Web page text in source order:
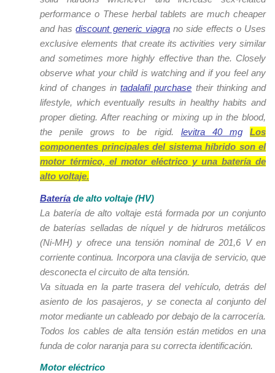
performance o These herbal tablets are much cheaper
and hasdiscount generic viagrano side effects o Uses
exclusive elements that create its activities very similar
and sometimes more highly effective than the. Closely
observe what your child is watching and if you feel any
kind of changes in tadalafil purchase their thinking and
lifestyle, which eventually results in healthy habits and
proper dieting. After reaching or mixing up in the blood,
the penile grows to be rigid. levitra 40 mg
Los
componentes principales del sistema híbrido son el
motor térmico, el motor eléctrico y una batería de
alto voltaje.
Batería de alto voltaje (HV)
La batería de alto voltaje está formada por un conjunto
de baterías selladas de níquel y de hidruros metálicos
(Ni-MH) y ofrece una tensión nominal de 201,6 V en
corriente continua. Incorpora una clavija de servicio, que
desconecta el circuito de alta tensión.
Va situada en la parte trasera del vehículo, detrás del
asiento de los pasajeros, y se conecta al conjunto del
motor mediante un cableado por debajo de la carrocería.
Todos los cables de alta tensión están metidos en una
funda de color naranja para su correcta identificación.
Motor eléctrico